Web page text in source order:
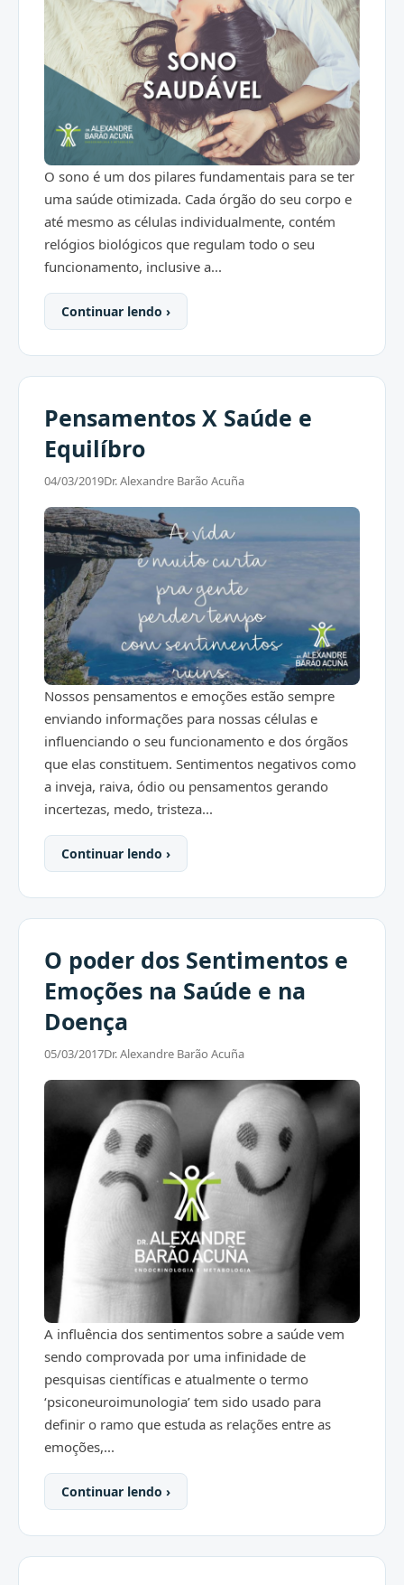
O sono é um dos pilares fundamentais para se ter
uma saúde otimizada. Cada órgão do seu corpo e
até mesmo as células individualmente, contém
relógios biológicos que regulam todo o seu
funcionamento, inclusive a...
Continuar lendo ›
Pensamentos X Saúde e
Equilíbro
04/03/2019Dr. Alexandre Barão Acuña
Nossos pensamentos e emoções estão sempre
enviando informações para nossas células e
influenciando o seu funcionamento e dos órgãos
que elas constituem. Sentimentos negativos como
a inveja, raiva, ódio ou pensamentos gerando
incertezas, medo, tristeza...
Continuar lendo ›
O poder dos Sentimentos e
Emoções na Saúde e na
Doença
05/03/2017Dr. Alexandre Barão Acuña
A influência dos sentimentos sobre a saúde vem
sendo comprovada por uma infinidade de
pesquisas científicas e atualmente o termo
‘psiconeuroimunologia’ tem sido usado para
definir o ramo que estuda as relações entre as
emoções,...
Continuar lendo ›